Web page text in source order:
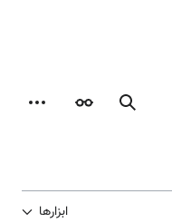
جستجوظاهر
ابزارها